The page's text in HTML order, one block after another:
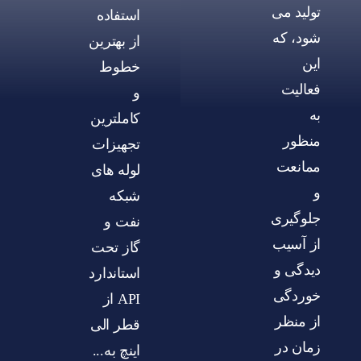
تولید می
شود، که
این
فعالیت
به
منظور
ممانعت
و
جلوگیری
از آسیب
دیدگی و
خوردگی
از منظر
زمان در
استفاده
از بهترين
خطوط
و
کاملترين
تجهيزات
لوله های
شبکه
نفت و
گاز تحت
استاندارد
API از
قطر الی
اينچ به...